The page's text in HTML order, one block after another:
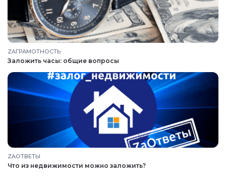
ZAГРАМОТНОСТЬ
Заложить часы: общие вопросы
ZAОТВЕТЫ
Что из недвижимости можно заложить?